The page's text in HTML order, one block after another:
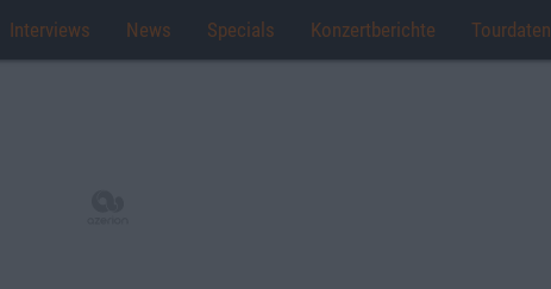
Interviews News Specials Konzertberichte Tourdaten